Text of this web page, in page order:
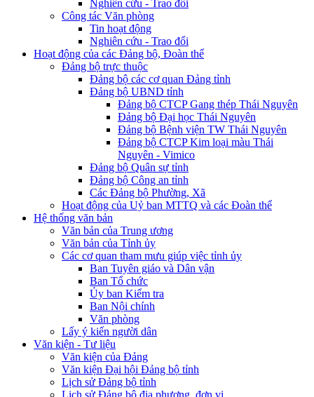
Nghiên cứu - Trao đổi
Công tác Văn phòng
Tin hoạt động
Nghiên cứu - Trao đổi
Hoạt động của các Đảng bộ, Đoàn thể
Đảng bộ trực thuộc
Đảng bộ các cơ quan Đảng tỉnh
Đảng bộ UBND tỉnh
Đảng bộ CTCP Gang thép Thái Nguyên
Đảng bộ Đại học Thái Nguyên
Đảng bộ Bệnh viện TW Thái Nguyên
Đảng bộ CTCP Kim loại màu Thái
Nguyên - Vimico
Đảng bộ Quân sự tỉnh
Đảng bộ Công an tỉnh
Các Đảng bộ Phường, Xã
Hoạt động của Uỷ ban MTTQ và các Đoàn thể
Hệ thống văn bản
Văn bản của Trung ương
Văn bản của Tỉnh ủy
Các cơ quan tham mưu giúp việc tỉnh ủy
Ban Tuyên giáo và Dân vận
Ban Tổ chức
Ủy ban Kiểm tra
Ban Nội chính
Văn phòng
Lấy ý kiến người dân
Văn kiện - Tư liệu
Văn kiện của Đảng
Văn kiện Đại hội Đảng bộ tỉnh
Lịch sử Đảng bộ tỉnh
Lịch sử Đảng bộ địa phương, đơn vị